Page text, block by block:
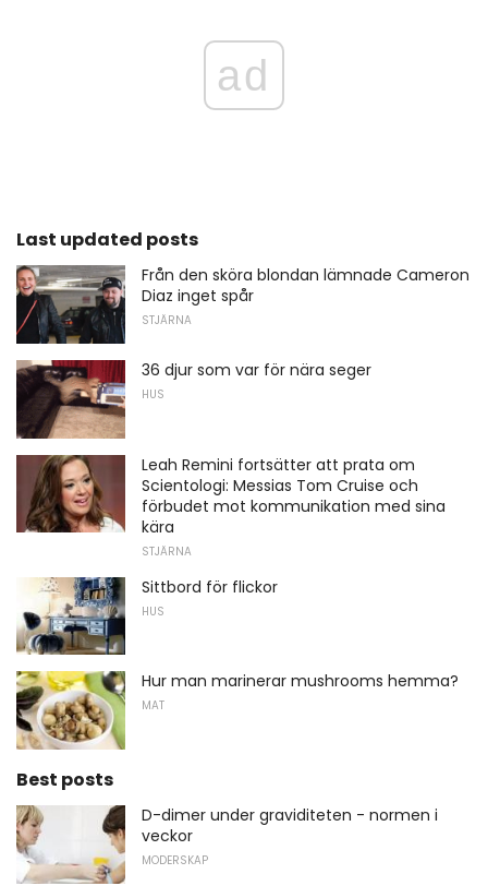
ad
Last updated posts
Från den sköra blondan lämnade Cameron
Diaz inget spår
STJÄRNA
36 djur som var för nära seger
HUS
Leah Remini fortsätter att prata om
Scientologi: Messias Tom Cruise och
förbudet mot kommunikation med sina
kära
STJÄRNA
Sittbord för flickor
HUS
Hur man marinerar mushrooms hemma?
MAT
Best posts
D-dimer under graviditeten - normen i
veckor
MODERSKAP